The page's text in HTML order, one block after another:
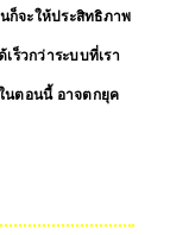
ก็จะให้ประสิทธิภาพ
ร็วกว่าระบบที่เรา
นตอนนี้ อาจตกยุค